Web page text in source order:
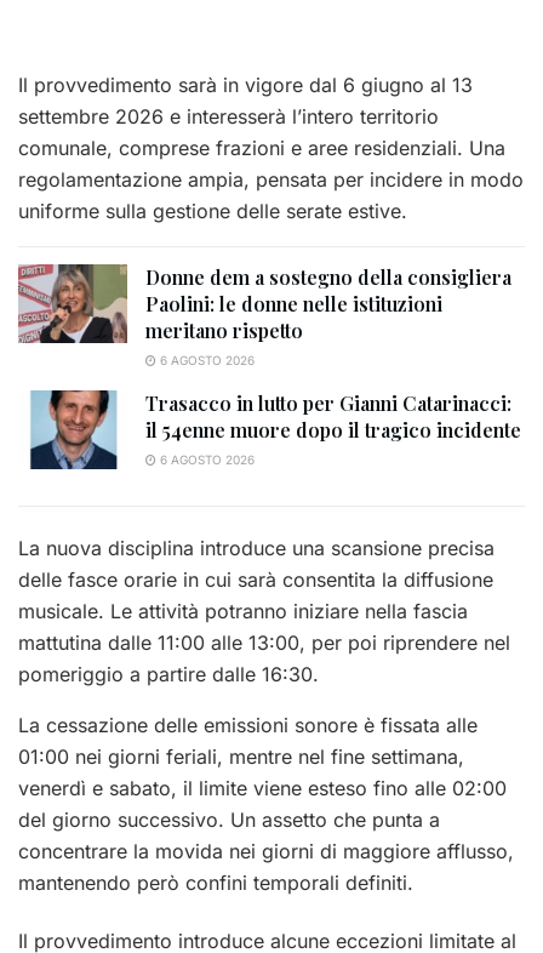
Il provvedimento sarà in vigore dal 6 giugno al 13
settembre 2026 e interesserà l’intero territorio
comunale, comprese frazioni e aree residenziali. Una
regolamentazione ampia, pensata per incidere in modo
uniforme sulla gestione delle serate estive.
Donne dem a sostegno della consigliera
Paolini: le donne nelle istituzioni
meritano rispetto
6 AGOSTO 2026
Trasacco in lutto per Gianni Catarinacci:
il 54enne muore dopo il tragico incidente
6 AGOSTO 2026
La nuova disciplina introduce una scansione precisa
delle fasce orarie in cui sarà consentita la diffusione
musicale. Le attività potranno iniziare nella fascia
mattutina dalle 11:00 alle 13:00, per poi riprendere nel
pomeriggio a partire dalle 16:30.
La cessazione delle emissioni sonore è fissata alle
01:00 nei giorni feriali, mentre nel fine settimana,
venerdì e sabato, il limite viene esteso fino alle 02:00
del giorno successivo. Un assetto che punta a
concentrare la movida nei giorni di maggiore afflusso,
mantenendo però confini temporali definiti.
Il provvedimento introduce alcune eccezioni limitate al